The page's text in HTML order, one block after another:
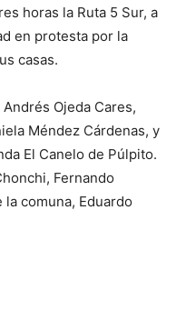
horas la Ruta 5 Sur, a
en protesta por la
casas.
Ojeda Cares,
Méndez Cárdenas, y
El Canelo de Púlpito.
Fernando
comuna, Eduardo